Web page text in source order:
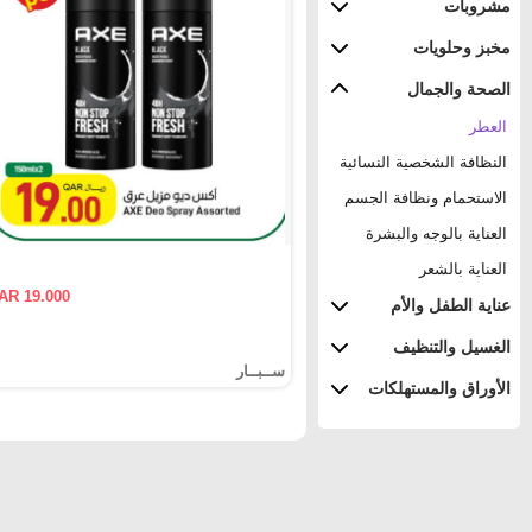
مشروبات
مخبز وحلويات
الصحة والجمال
العطر
النظافة الشخصية النسائية
الاستحمام ونظافة الجسم
العناية بالوجه والبشرة
العناية بالشعر
عناية الطفل والأم
الغسيل والتنظيف
الأوراق والمستهلكات
19.000
ســبــار